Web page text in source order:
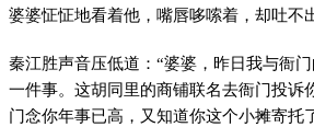
婆婆怔怔地看着他，嘴唇哆嗦着，却吐不
秦江胜声音压低道：“婆婆，昨日我与衙
一件事。这胡同里的商铺联名去衙门投诉
门念你年事已高，又知道你这个小摊寄托